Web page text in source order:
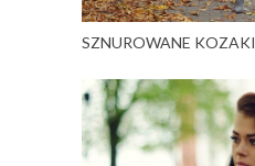
SZNUROWANE KOZAKI